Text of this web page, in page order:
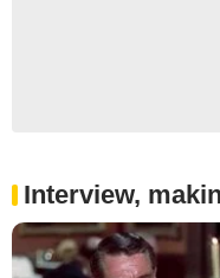
Interview,